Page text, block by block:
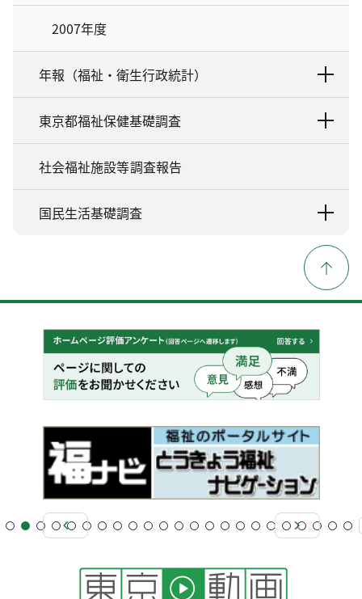
2007年度
年報（福祉・衛生行政統計）
東京都福祉保健基礎調査
社会福祉施設等調査報告
国民生活基礎調査